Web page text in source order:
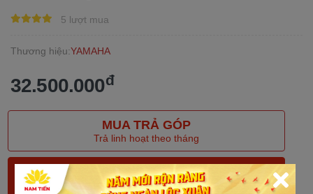
5 lượt mua
Thương hiệu:YAMAHA
32.500.000đ
MUA TRẢ GÓP
Trả linh hoạt theo tháng